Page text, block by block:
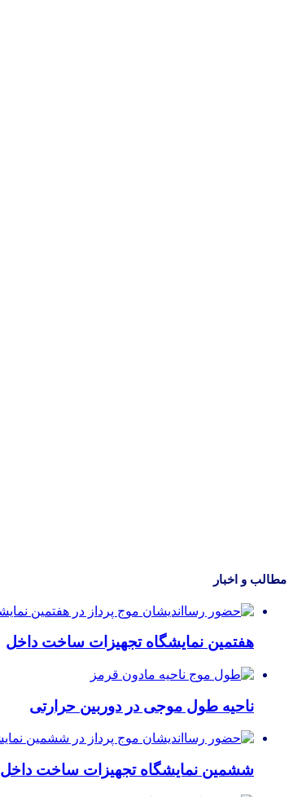
مطالب و اخبار
هفتمین نمایشگاه تجهیزات ساخت داخل
ناحیه طول موجی در دوربین حرارتی
ششمین نمایشگاه تجهیزات ساخت داخل